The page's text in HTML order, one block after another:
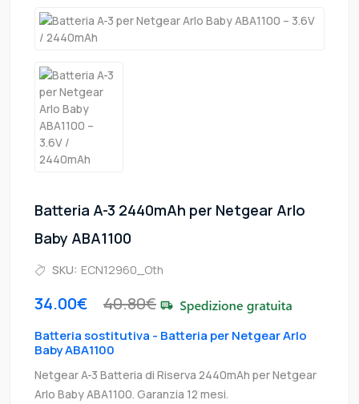
Batteria A-3 2440mAh per Netgear Arlo
Baby ABA1100
SKU: ECN12960_Oth
34.00€ 40.80€
Batteria sostitutiva - Batteria per Netgear Arlo
Baby ABA1100
Netgear A-3 Batteria di Riserva 2440mAh per Netgear
Arlo Baby ABA1100. Garanzia 12 mesi.